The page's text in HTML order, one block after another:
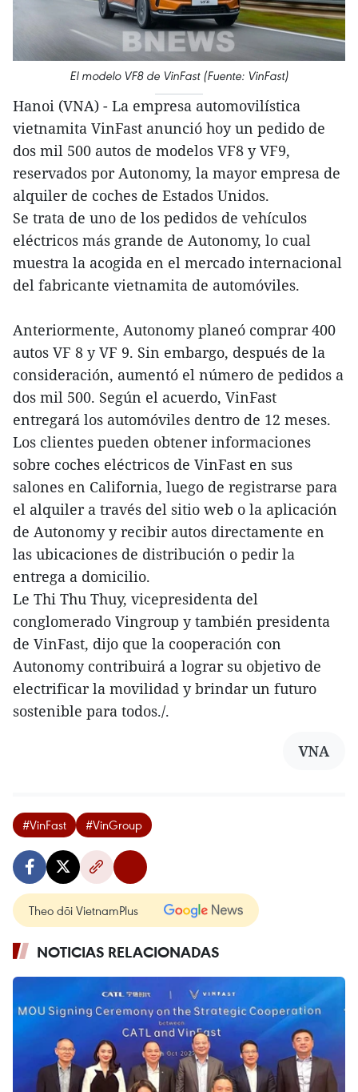
El modelo VF8 de VinFast (Fuente: VinFast)
Hanoi (VNA) - La empresa automovilística
vietnamita VinFast anunció hoy un pedido de
dos mil 500 autos de modelos VF8 y VF9,
reservados por Autonomy, la mayor empresa de
alquiler de coches de Estados Unidos.
Se trata de uno de los pedidos de vehículos
eléctricos más grande de Autonomy, lo cual
muestra la acogida en el mercado internacional
del fabricante vietnamita de automóviles.
Anteriormente, Autonomy planeó comprar 400
autos VF 8 y VF 9. Sin embargo, después de la
consideración, aumentó el número de pedidos a
dos mil 500. Según el acuerdo, VinFast
entregará los automóviles dentro de 12 meses.
Los clientes pueden obtener informaciones
sobre coches eléctricos de VinFast en sus
salones en California, luego de registrarse para
el alquiler a través del sitio web o la aplicación
de Autonomy y recibir autos directamente en
las ubicaciones de distribución o pedir la
entrega a domicilio.
Le Thi Thu Thuy, vicepresidenta del
conglomerado Vingroup y también presidenta
de VinFast, dijo que la cooperación con
Autonomy contribuirá a lograr su objetivo de
electrificar la movilidad y brindar un futuro
sostenible para todos./.
VNA
#VinFast #VinGroup
Theo dõi VietnamPlus
NOTICIAS RELACIONADAS